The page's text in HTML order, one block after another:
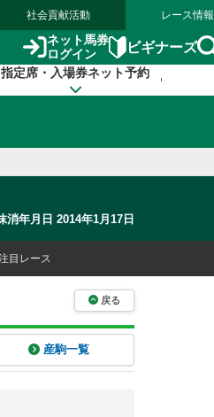
社会貢献活動 レース情報
ネット馬券
ログイン
ビギナーズ
指定席・入場券ネット予約
消年月日 2014年1月17日
目レース
戻る
産駒一覧